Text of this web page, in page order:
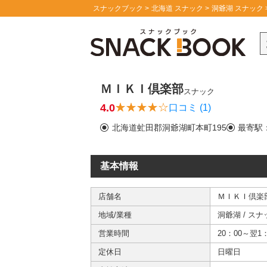
スナックブック 北海道 スナック 洞爺湖 スナック
ＭＩＫＩ倶楽部スナック
4.0 口コミ (1)
北海道虻田郡洞爺湖町本町195 最寄駅
基本情報
店舗名 ＭＩＫＩ倶楽
地域/業種 洞爺湖 / スナ
営業時間 20：00～翌1
定休日 日曜日